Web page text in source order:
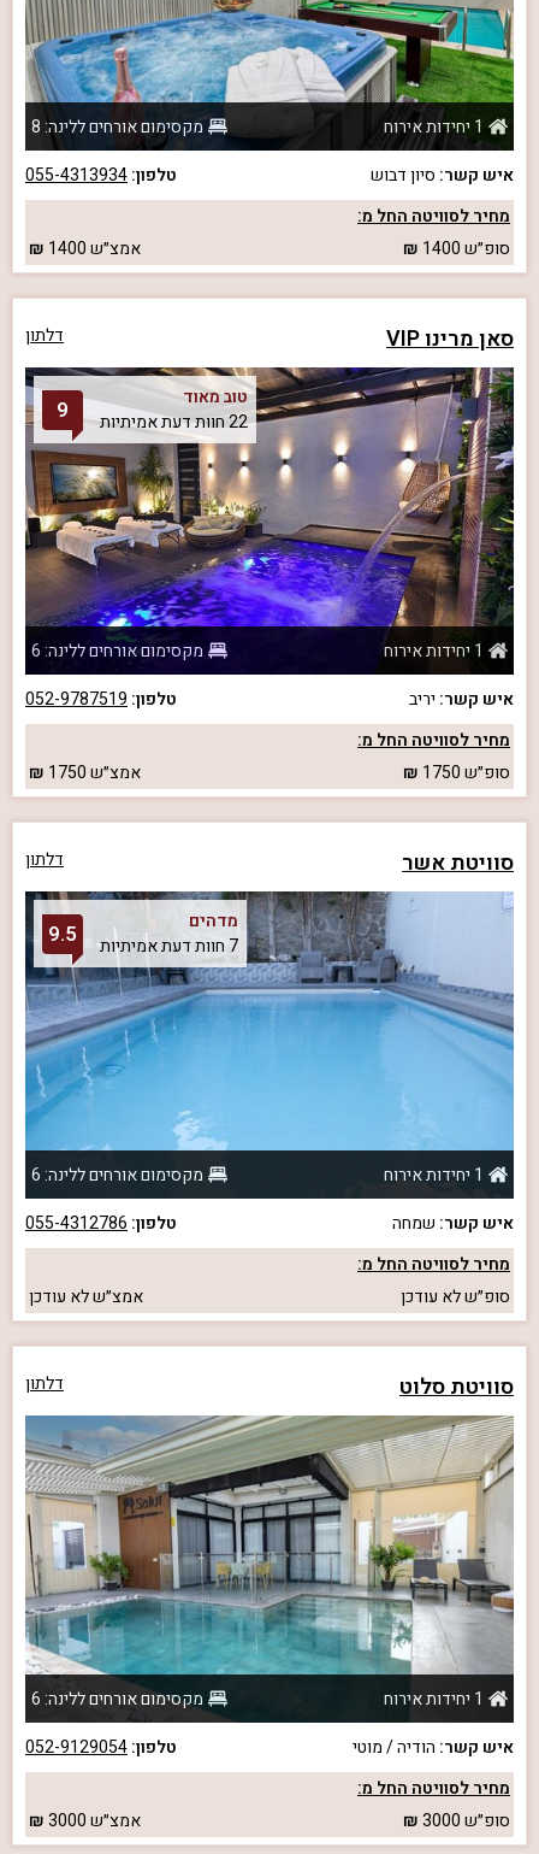
1 יחידות אירוח
מקסימום אורחים ללינה: 8
איש קשר: סיון דבוש טלפון:055-4313934
מחיר לסוויטה החל מ:
סופ״ש1400 אמצ״ש1400
סאן מרינו VIP דלתון
טוב מאוד
22 חוות דעת אמיתיות
9
1 יחידות אירוח
מקסימום אורחים ללינה: 6
איש קשר: יריב טלפון: 052-9787519
מחיר לסוויטה החל מ:
סופ״ש1750 אמצ״ש1750
סוויטת אשר דלתון
מדהים
7 חוות דעת אמיתיות
9.5
1 יחידות אירוח
מקסימום אורחים ללינה: 6
איש קשר: שמחה טלפון: 055-4312786
מחיר לסוויטה החל מ:
סופ״שלא עודכן אמצ״שלא עודכן
סוויטת סלוט דלתון
1 יחידות אירוח
מקסימום אורחים ללינה: 6
איש קשר: הודיה / מוטי טלפון:052-9129054
מחיר לסוויטה החל מ:
סופ״ש3000 אמצ״ש3000